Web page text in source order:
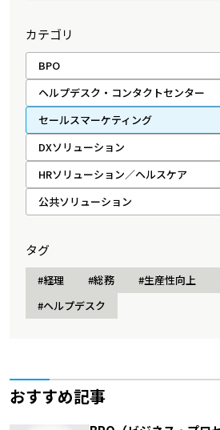
カテゴリ
BPO
ヘルプデスク・コンタクトセンター
セールスマーケティング
DXソリューション
HRソリューション／ヘルスケア
公共ソリューション
タグ
#経理 #総務 #生産性向上
#ヘルプデスク
おすすめ記事